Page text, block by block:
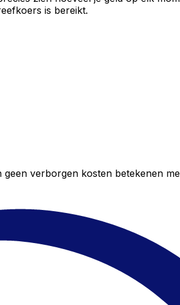
is bereikt.
verborgen kosten betekenen